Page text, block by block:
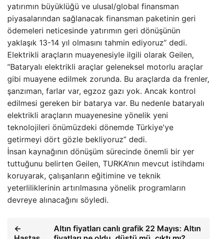
yatırımın büyüklüğü ve ulusal/global finansman
piyasalarından sağlanacak finansman paketinin geri
ödemeleri neticesinde yatırımın geri dönüşünün
yaklaşık 13-14 yıl olmasını tahmin ediyoruz” dedi.
Elektrikli araçların muayenesiyle ilgili olarak Geilen,
“Bataryalı elektrikli araçlar geleneksel motorlu araçlar
gibi muayene edilmek zorunda. Bu araçlarda da frenler,
şanzıman, farlar var, egzoz gazı yok. Ancak kontrol
edilmesi gereken bir batarya var. Bu nedenle bataryalı
elektrikli araçların muayenesine yönelik yeni
teknolojileri önümüzdeki dönemde Türkiye'ye
getirmeyi dört gözle bekliyoruz” dedi.
İnsan kaynağının dönüşüm sürecinde önemli bir yer
tuttuğunu belirten Geilen, TURKA’nın mevcut istihdamı
koruyarak, çalışanların eğitimine ve teknik
yeterliliklerinin artırılmasına yönelik programların
devreye alınacağını söyledi.
←
Altın fiyatları canlı grafik 22 Mayıs: Altın